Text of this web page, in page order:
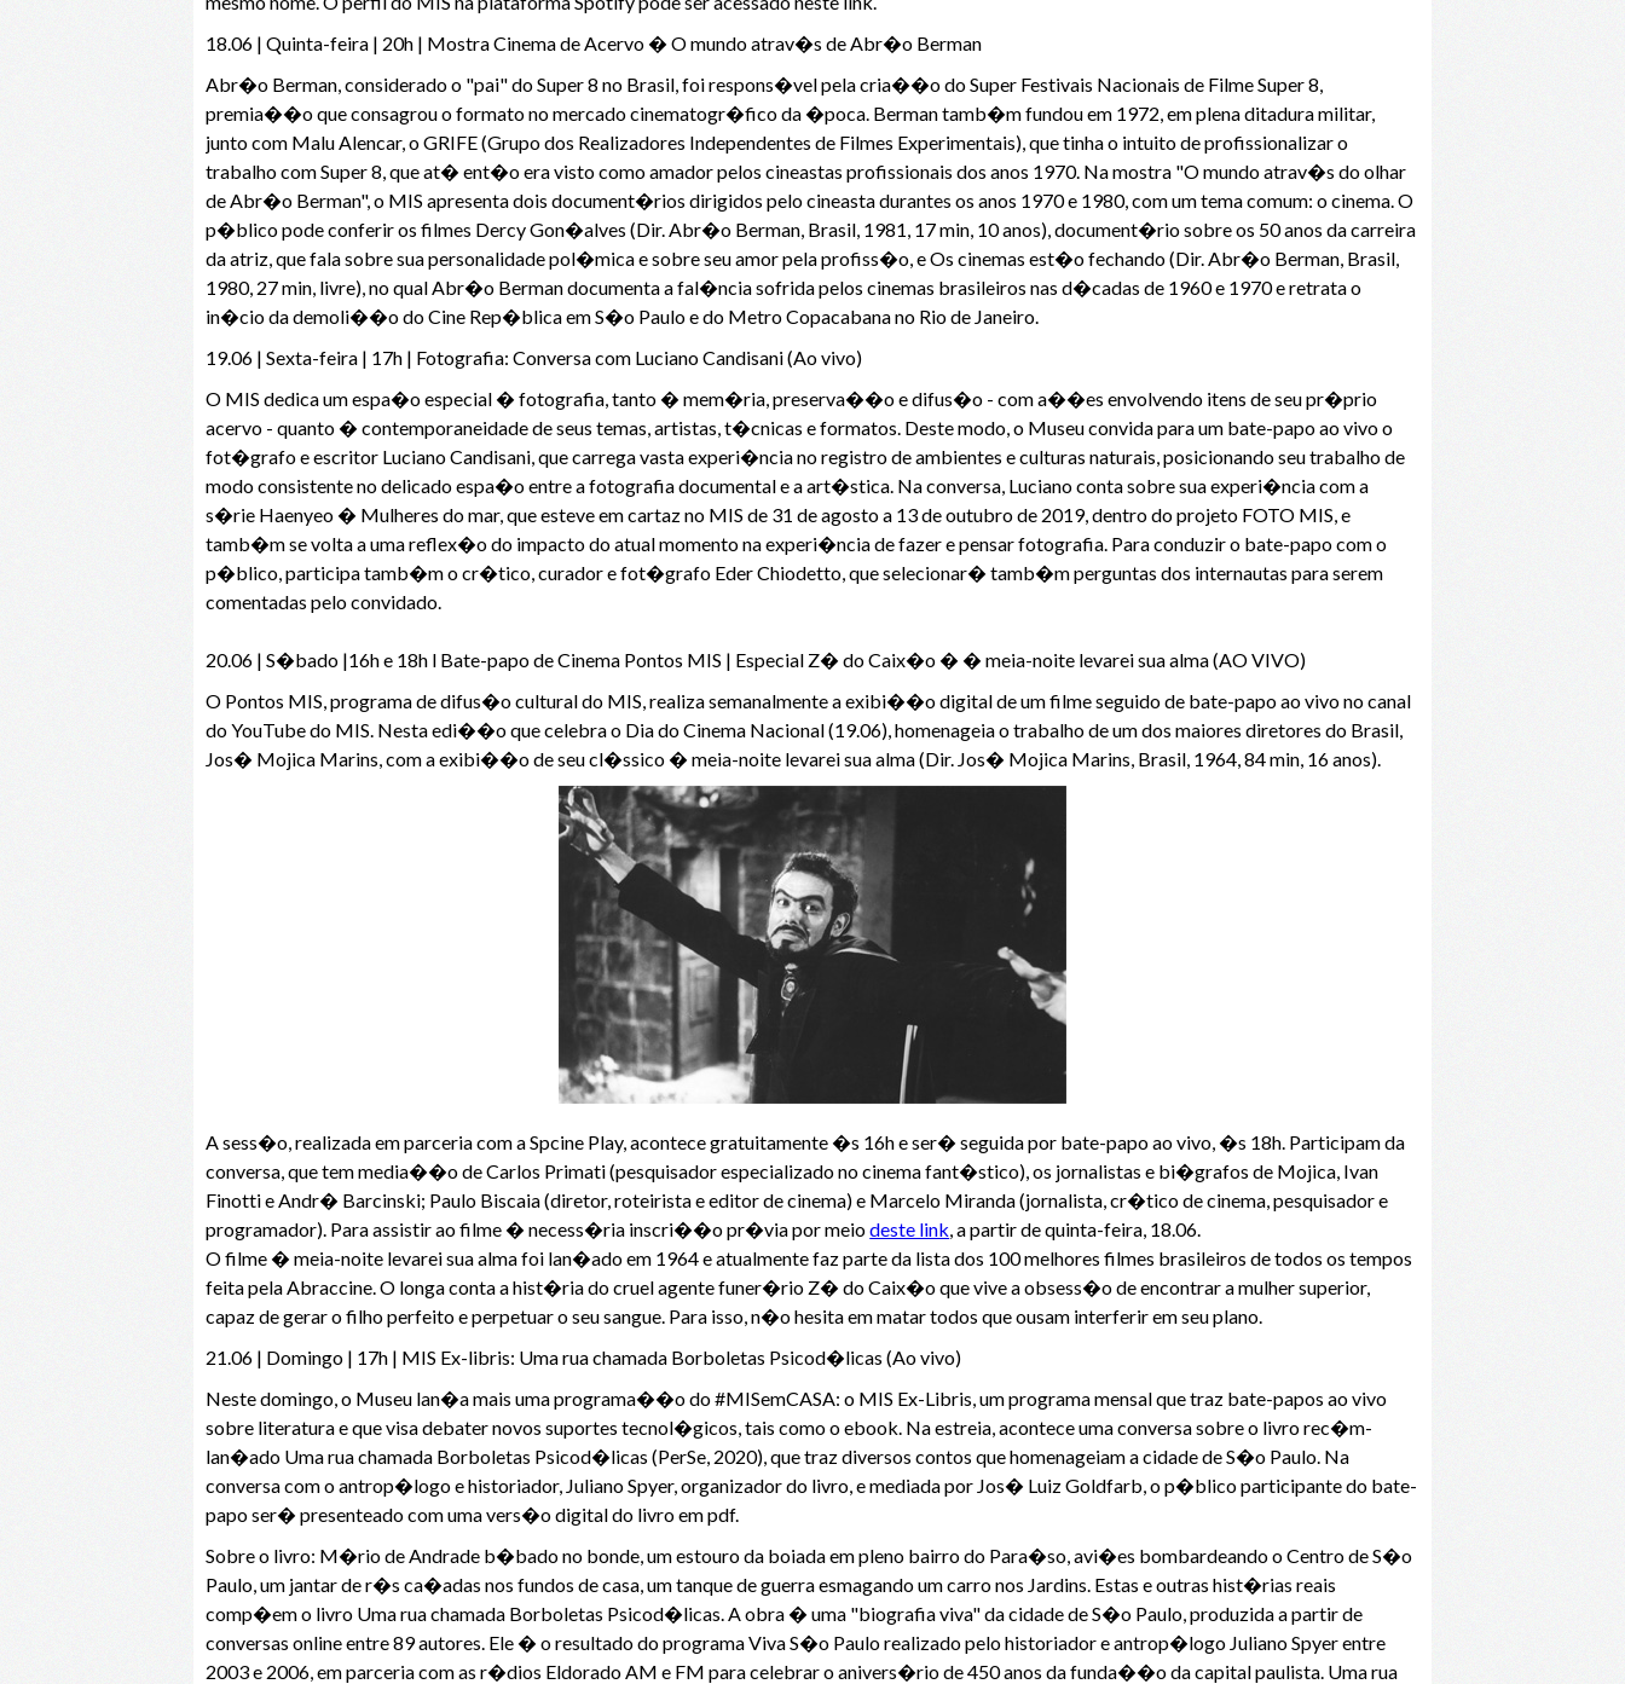
18.06 | Quinta-feira | 20h | Mostra Cinema de Acervo � O mundo atrav�s de Abr�o Berman
Abr�o Berman, considerado o "pai" do Super 8 no Brasil, foi respons�vel pela cria��o do Super Festivais Nacionais de Filme Super 8,
premia��o que consagrou o formato no mercado cinematogr�fico da �poca. Berman tamb�m fundou em 1972, em plena ditadura militar,
junto com Malu Alencar, o GRIFE (Grupo dos Realizadores Independentes de Filmes Experimentais), que tinha o intuito de profissionalizar o
trabalho com Super 8, que at� ent�o era visto como amador pelos cineastas profissionais dos anos 1970. Na mostra "O mundo atrav�s do olhar
de Abr�o Berman", o MIS apresenta dois document�rios dirigidos pelo cineasta durantes os anos 1970 e 1980, com um tema comum: o cinema. O
p�blico pode conferir os filmes Dercy Gon�alves (Dir. Abr�o Berman, Brasil, 1981, 17 min, 10 anos), document�rio sobre os 50 anos da carreira
da atriz, que fala sobre sua personalidade pol�mica e sobre seu amor pela profiss�o, e Os cinemas est�o fechando (Dir. Abr�o Berman, Brasil,
1980, 27 min, livre), no qual Abr�o Berman documenta a fal�ncia sofrida pelos cinemas brasileiros nas d�cadas de 1960 e 1970 e retrata o
in�cio da demoli��o do Cine Rep�blica em S�o Paulo e do Metro Copacabana no Rio de Janeiro.
19.06 | Sexta-feira | 17h | Fotografia: Conversa com Luciano Candisani (Ao vivo)
O MIS dedica um espa�o especial � fotografia, tanto � mem�ria, preserva��o e difus�o - com a��es envolvendo itens de seu pr�prio
acervo - quanto � contemporaneidade de seus temas, artistas, t�cnicas e formatos. Deste modo, o Museu convida para um bate-papo ao vivo o
fot�grafo e escritor Luciano Candisani, que carrega vasta experi�ncia no registro de ambientes e culturas naturais, posicionando seu trabalho de
modo consistente no delicado espa�o entre a fotografia documental e a art�stica. Na conversa, Luciano conta sobre sua experi�ncia com a
s�rie Haenyeo � Mulheres do mar, que esteve em cartaz no MIS de 31 de agosto a 13 de outubro de 2019, dentro do projeto FOTO MIS, e
tamb�m se volta a uma reflex�o do impacto do atual momento na experi�ncia de fazer e pensar fotografia. Para conduzir o bate-papo com o
p�blico, participa tamb�m o cr�tico, curador e fot�grafo Eder Chiodetto, que selecionar� tamb�m perguntas dos internautas para serem
comentadas pelo convidado.
20.06 | S�bado |16h e 18h l Bate-papo de Cinema Pontos MIS | Especial Z� do Caix�o � � meia-noite levarei sua alma (AO VIVO)
O Pontos MIS, programa de difus�o cultural do MIS, realiza semanalmente a exibi��o digital de um filme seguido de bate-papo ao vivo no canal
do YouTube do MIS. Nesta edi��o que celebra o Dia do Cinema Nacional (19.06), homenageia o trabalho de um dos maiores diretores do Brasil,
Jos� Mojica Marins, com a exibi��o de seu cl�ssico � meia-noite levarei sua alma (Dir. Jos� Mojica Marins, Brasil, 1964, 84 min, 16 anos).
A sess�o, realizada em parceria com a Spcine Play, acontece gratuitamente �s 16h e ser� seguida por bate-papo ao vivo, �s 18h. Participam da
conversa, que tem media��o de Carlos Primati (pesquisador especializado no cinema fant�stico), os jornalistas e bi�grafos de Mojica, Ivan
Finotti e Andr� Barcinski; Paulo Biscaia (diretor, roteirista e editor de cinema) e Marcelo Miranda (jornalista, cr�tico de cinema, pesquisador e
programador). Para assistir ao filme � necess�ria inscri��o pr�via por meiodeste link, a partir de quinta-feira, 18.06.
O filme � meia-noite levarei sua alma foi lan�ado em 1964 e atualmente faz parte da lista dos 100 melhores filmes brasileiros de todos os tempos
feita pela Abraccine. O longa conta a hist�ria do cruel agente funer�rio Z� do Caix�o que vive a obsess�o de encontrar a mulher superior,
capaz de gerar o filho perfeito e perpetuar o seu sangue. Para isso, n�o hesita em matar todos que ousam interferir em seu plano.
21.06 | Domingo | 17h | MIS Ex-libris: Uma rua chamada Borboletas Psicod�licas (Ao vivo)
Neste domingo, o Museu lan�a mais uma programa��o do #MISemCASA: o MIS Ex-Libris, um programa mensal que traz bate-papos ao vivo
sobre literatura e que visa debater novos suportes tecnol�gicos, tais como o ebook. Na estreia, acontece uma conversa sobre o livro rec�m-
lan�ado Uma rua chamada Borboletas Psicod�licas (PerSe, 2020), que traz diversos contos que homenageiam a cidade de S�o Paulo. Na
conversa com o antrop�logo e historiador, Juliano Spyer, organizador do livro, e mediada por Jos� Luiz Goldfarb, o p�blico participante do bate-
papo ser� presenteado com uma vers�o digital do livro em pdf.
Sobre o livro: M�rio de Andrade b�bado no bonde, um estouro da boiada em pleno bairro do Para�so, avi�es bombardeando o Centro de S�o
Paulo, um jantar de r�s ca�adas nos fundos de casa, um tanque de guerra esmagando um carro nos Jardins. Estas e outras hist�rias reais
comp�em o livro Uma rua chamada Borboletas Psicod�licas. A obra � uma "biografia viva" da cidade de S�o Paulo, produzida a partir de
conversas online entre 89 autores. Ele � o resultado do programa Viva S�o Paulo realizado pelo historiador e antrop�logo Juliano Spyer entre
2003 e 2006, em parceria com as r�dios Eldorado AM e FM para celebrar o anivers�rio de 450 anos da funda��o da capital paulista. Uma rua